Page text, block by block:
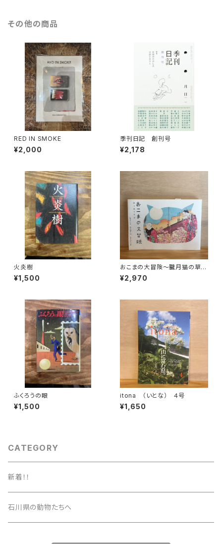
その他の商品
RED IN SMOKE
¥2,000
季刊日記 創刊号
¥2,178
火炎樹
¥1,500
おこまの大冒険〜朧月猫の草
紙〜
¥2,970
ふくろうの眼
¥1,500
itona （いとな） ４号
¥1,650
CATEGORY
新着！！
石川県の動物たちへ